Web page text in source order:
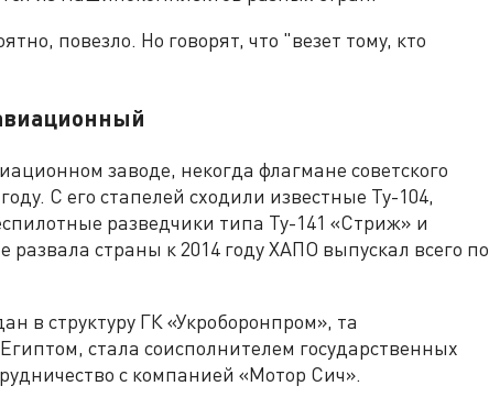
повезло. Но говорят, что "везет тому, кто
заводе, некогда флагмане советского
С его стапелей сходили известные Ту-104,
разведчики типа Ту-141 «Стриж» и
страны к 2014 году ХАПО выпускал всего по
в структуру ГК «Укроборонпром», та
стала соисполнителем государственных
с компанией «Мотор Сич».